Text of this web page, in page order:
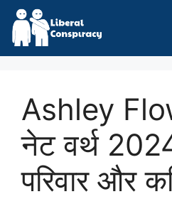
Skip
content
Ashley
नेट वर्थ
परिवार और